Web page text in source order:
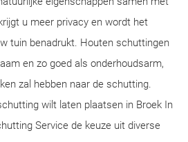
u meer privacy en wordt het
tuin benadrukt. Houten schuttingen
en zo goed als onderhoudsarm,
zal hebben naar de schutting.
wilt laten plaatsen in Broek In
Service de keuze uit diverse